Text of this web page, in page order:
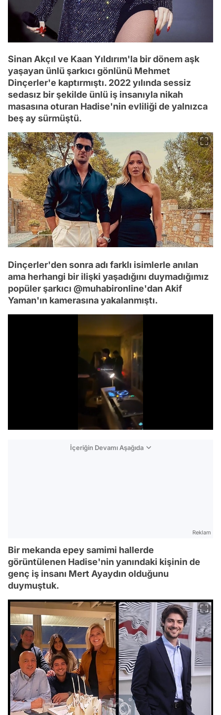
Sinan Akçıl ve Kaan Yıldırım'la bir dönem aşk
yaşayan ünlü şarkıcı gönlünü Mehmet
Dinçerler'e kaptırmıştı. 2022 yılında sessiz
sedasız bir şekilde ünlü iş insanıyla nikah
masasına oturan Hadise'nin evliliği de yalnızca
beş ay sürmüştü.
Dinçerler'den sonra adı farklı isimlerle anılan
ama herhangi bir ilişki yaşadığını duymadığımız
popüler şarkıcı @muhabironline'dan Akif
Yaman'ın kamerasına yakalanmıştı.
İçeriğin Devamı Aşağıda
Reklam
Bir mekanda epey samimi hallerde
görüntülenen Hadise'nin yanındaki kişinin de
genç iş insanı Mert Ayaydın olduğunu
duymuştuk.